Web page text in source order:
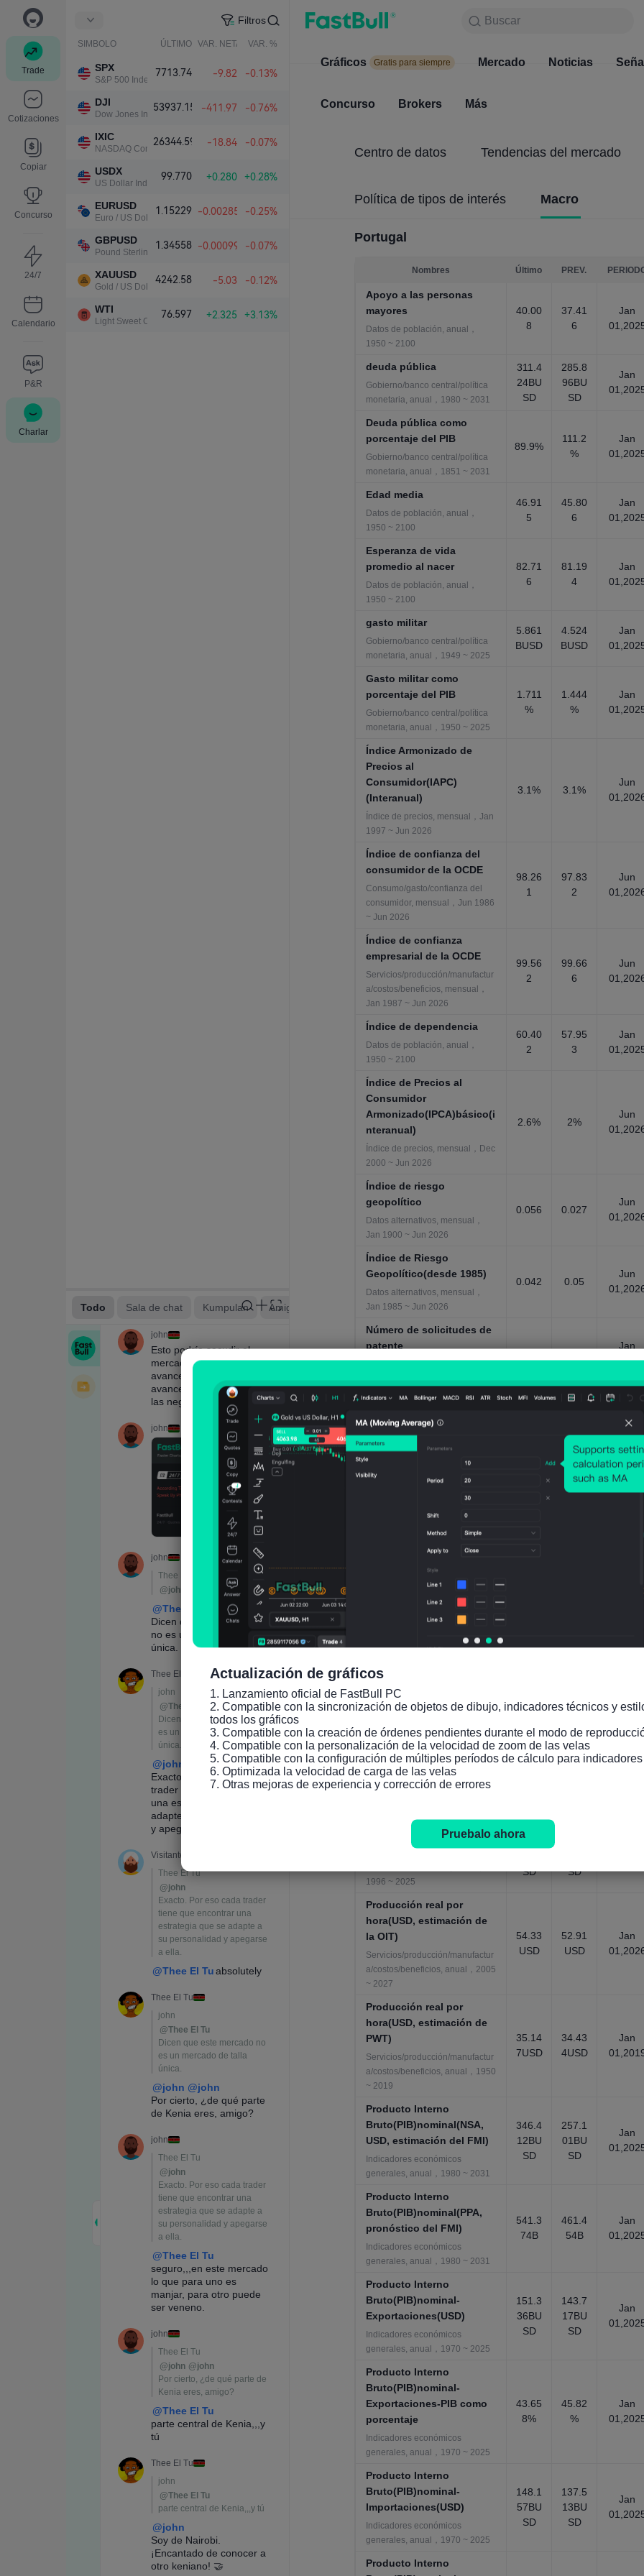
Trade
Cotizaciones
Copiar
Concurso
24/7
Calendario
P&R
Charlar
Filtros
SIMBOLO ÚLTIMO VAR. NETA VAR. %
SPX
S&P 500 Index
7713.74 -9.82 -0.13%
DJI
Dow Jones Industrial Average
53937.15 -411.97 -0.76%
IXIC
NASDAQ Composite Index
26344.59 -18.84 -0.07%
USDX
US Dollar Index
99.770 +0.280 +0.28%
EURUSD
Euro / US Dollar
1.15229 -0.00285 -0.25%
GBPUSD
Pound Sterling / US Dollar
1.34558 -0.00099 -0.07%
XAUUSD
Gold / US Dollar
4242.58 -5.03 -0.12%
WTI
Light Sweet Crude Oil
76.597 +2.325 +3.13%
Buscar
Gráficos Gratis para siempre Mercado
Buscar
Productos
Gráficos Gratis para siempre Mercado Noticias
Concurso Brokers Más
Centro de datos Tendencias del mercado
Política de tipos de interés Macro
Portugal
Nombres Último PREV.
Apoyo a las personas
mayores
Datos de población, anual，
1950 ~ 2100
40.00
8
37.41
6
Jan
deuda pública
Gobierno/banco central/política
monetaria, anual，1980 ~ 2031
311.4
24BU
SD
285.8
96BU
SD
Jan
Deuda pública como
porcentaje del PIB
Gobierno/banco central/política
monetaria, anual，1851 ~ 2031
89.9%
111.2
%
Jan
Edad media
Datos de población, anual，
1950 ~ 2100
46.91
5
45.80
6
Jan
Esperanza de vida
promedio al nacer
Datos de población, anual，
1950 ~ 2100
82.71
6
81.19
4
Jan
gasto militar
Gobierno/banco central/política
monetaria, anual，1949 ~ 2025
5.861
BUSD
4.524
BUSD
Jan
Gasto militar como
porcentaje del PIB
Gobierno/banco central/política
monetaria, anual，1950 ~ 2025
1.711
%
1.444
%
Jan
Índice Armonizado de
Precios al
Consumidor(IAPC)
(Interanual)
Índice de precios, mensual，Jan
1997 ~ Jun 2026
3.1% 3.1%
Jun
Índice de confianza del
consumidor de la OCDE
Consumo/gasto/confianza del
consumidor, mensual，Jun 1986
~ Jun 2026
98.26
1
97.83
2
Jun
Índice de confianza
empresarial de la OCDE
Servicios/producción/manufactur
a/costos/beneficios, mensual，
Jan 1987 ~ Jun 2026
99.56
2
99.66
6
Jun
Índice de dependencia
Datos de población, anual，
1950 ~ 2100
60.40
2
57.95
3
Jan
Índice de Precios al
Consumidor
Armonizado(IPCA)básico(i
nteranual)
Índice de precios, mensual，Dec
2000 ~ Jun 2026
2.6% 2%
Jun
Índice de riesgo
geopolítico
Datos alternativos, mensual，
Jan 1900 ~ Jun 2026
0.056 0.027
Jun
Índice de Riesgo
Geopolítico(desde 1985)
Datos alternativos, mensual，
Jan 1985 ~ Jun 2026
0.042 0.05
Jun
Número de solicitudes de
patente
Jan
Participación en los
ingresos del 10% superior
Empleo/ingresos, anual，1980 ~
2024
%
Jan
PIB nominal per
generales, anual，1980 ~ 2031
generales, anual，1980 ~ 2031
Población(año tras año)
Población de entre 15 y 64
Datos de población, anual，
1950 ~ 2100
M
M
Población total
Posición neta de
inversión internacional
1996 ~ 2025
-173.8
SD
SD
Producción real por
hora(USD, estimación de
la OIT)
Servicios/producción/manufactur
a/costos/beneficios, anual，2005
~ 2027
54.33
USD
52.91
USD
Jan
Producción real por
hora(USD, estimación de
PWT)
Servicios/producción/manufactur
a/costos/beneficios, anual，1950
~ 2019
35.14
7USD
34.43
4USD
Jan
Producto Interno
Bruto(PIB)nominal(NSA,
USD, estimación del FMI)
Indicadores económicos
generales, anual，1980 ~ 2031
346.4
12BU
SD
257.1
01BU
SD
Jan
Producto Interno
Bruto(PIB)nominal(PPA,
pronóstico del FMI)
Indicadores económicos
generales, anual，1980 ~ 2031
541.3
74B
461.4
54B
Jan
Producto Interno
Bruto(PIB)nominal-
Exportaciones(USD)
Indicadores económicos
generales, anual，1970 ~ 2025
151.3
36BU
SD
143.7
17BU
SD
Jan
Producto Interno
Bruto(PIB)nominal-
Exportaciones-PIB como
porcentaje
Indicadores económicos
generales, anual，1970 ~ 2025
43.65
8%
45.82
%
Jan
Producto Interno
Bruto(PIB)nominal-
Importaciones(USD)
Indicadores económicos
generales, anual，1970 ~ 2025
148.1
57BU
SD
137.5
13BU
SD
Jan
Producto Interno
Actualización de gráficos
1. Lanzamiento oficial de FastBull PC
2. Compatible con la sincronización de objetos de dibujo, indicadores técnicos y
todos los gráficos
3. Compatible con la creación de órdenes pendientes durante el modo de
4. Compatible con la personalización de la velocidad de zoom de las velas
5. Compatible con la configuración de múltiples períodos de cálculo para
6. Optimizada la velocidad de carga de las velas
7. Otras mejoras de experiencia y corrección de errores
Pruebalo ahora